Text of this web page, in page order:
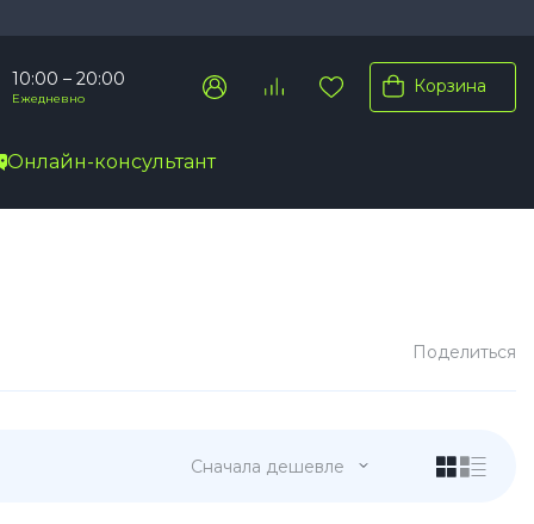
10:00 – 20:00
Ежедневно
Корзина
Онлайн-консультант
Поделиться
Сначала дешевле